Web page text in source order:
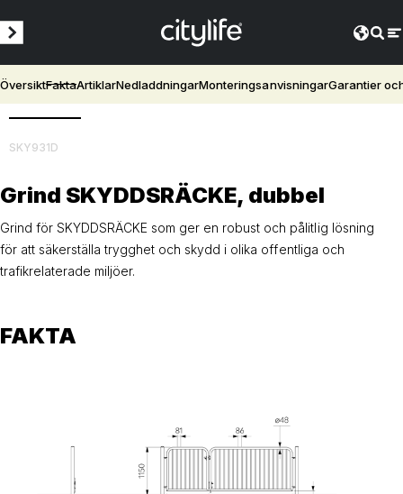
ÖversiktFaktaArtiklarNedladdningarMonteringsanvisningarGarantier
SKY931D
Grind SKYDDSRÄCKE, dubbel
Grind för SKYDDSRÄCKE som ger en robust och pålitlig lösning
för att säkerställa trygghet och skydd i olika offentliga och
trafikrelaterade miljöer.
FAKTA